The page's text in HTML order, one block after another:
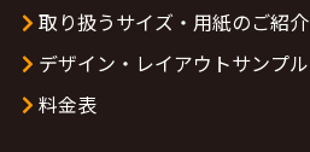
取り扱うサイズ・用紙のご紹介
デザイン・レイアウトサンプル
料金表